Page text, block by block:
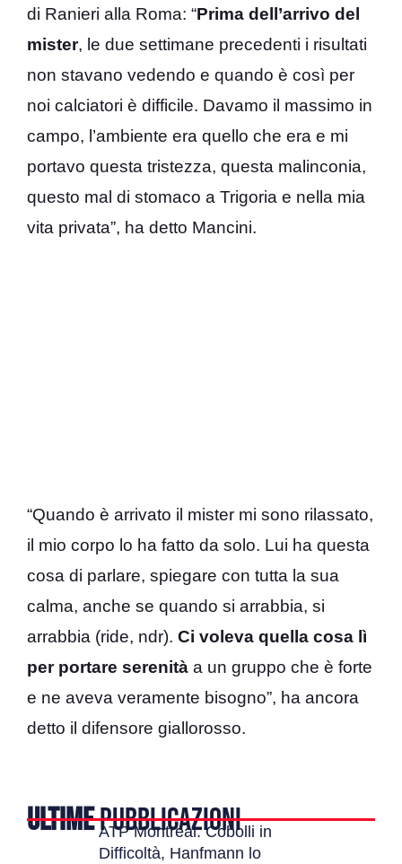
di Ranieri alla Roma: “Prima dell’arrivo del
mister, le due settimane precedenti i risultati
non stavano vedendo e quando è così per
noi calciatori è difficile. Davamo il massimo in
campo, l’ambiente era quello che era e mi
portavo questa tristezza, questa malinconia,
questo mal di stomaco a Trigoria e nella mia
vita privata”, ha detto Mancini.
“Quando è arrivato il mister mi sono rilassato,
il mio corpo lo ha fatto da solo. Lui ha questa
cosa di parlare, spiegare con tutta la sua
calma, anche se quando si arrabbia, si
arrabbia (ride, ndr). Ci voleva quella cosa lì
per portare serenità a un gruppo che è forte
e ne aveva veramente bisogno”, ha ancora
detto il difensore giallorosso.
ULTIMEPUBBLICAZIONI
ATP Montreal: Cobolli in
Difficoltà, Hanfmann lo